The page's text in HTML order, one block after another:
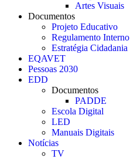
Artes Visuais
Documentos
Projeto Educativo
Regulamento Interno
Estratégia Cidadania
EQAVET
Pessoas 2030
EDD
Documentos
PADDE
Escola Digital
LED
Manuais Digitais
Notícias
TV